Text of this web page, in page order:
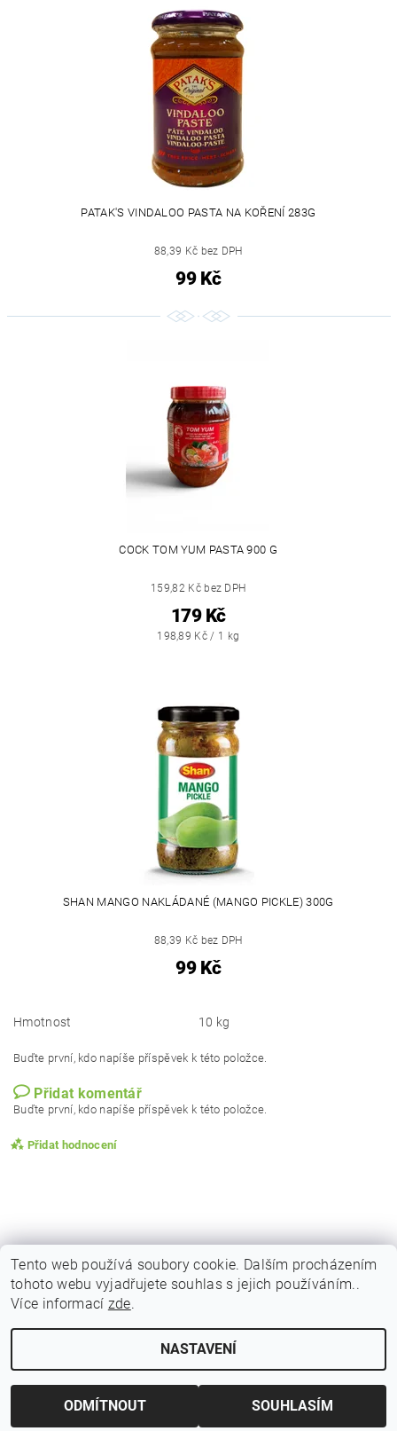
PATAK'S VINDALOO PASTA NA KOŘENÍ 283G
88,39 Kč bez DPH
99 Kč
COCK TOM YUM PASTA 900 G
159,82 Kč bez DPH
179 Kč
198,89 Kč / 1 kg
SHAN MANGO NAKLÁDANÉ (MANGO PICKLE) 300G
88,39 Kč bez DPH
99 Kč
Hmotnost 10 kg
Buďte první, kdo napíše příspěvek k této položce.
Přidat komentář
Buďte první, kdo napíše příspěvek k této položce.
Přidat hodnocení
Obchodní podmínky |
Reklamační podmínky
2026 © Indicky Koreni, všechna práva vyhrazenaUpravit nastavení cookies
Tento web používá soubory cookie. Dalším procházením
tohoto webu vyjadřujete souhlas s jejich používáním..
Více informací zde.
NASTAVENÍ
ODMÍTNOUT SOUHLASÍM